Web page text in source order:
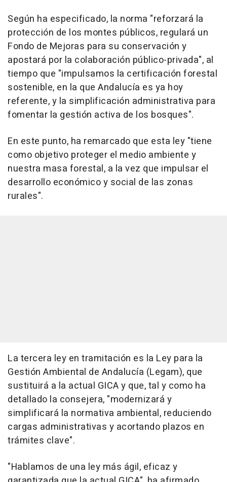
Según ha especificado, la norma "reforzará la
protección de los montes públicos, regulará un
Fondo de Mejoras para su conservación y
apostará por la colaboración público-privada", al
tiempo que "impulsamos la certificación forestal
sostenible, en la que Andalucía es ya hoy
referente, y la simplificación administrativa para
fomentar la gestión activa de los bosques".
En este punto, ha remarcado que esta ley "tiene
como objetivo proteger el medio ambiente y
nuestra masa forestal, a la vez que impulsar el
desarrollo económico y social de las zonas
rurales".
La tercera ley en tramitación es la Ley para la
Gestión Ambiental de Andalucía (Legam), que
sustituirá a la actual GICA y que, tal y como ha
detallado la consejera, "modernizará y
simplificará la normativa ambiental, reduciendo
cargas administrativas y acortando plazos en
trámites clave".
"Hablamos de una ley más ágil, eficaz y